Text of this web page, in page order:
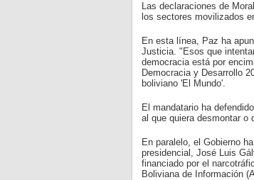
Las declaraciones de
los sectores movilizados
En esta línea, Paz ha
Justicia. "Esos que
democracia está por
Democracia y Desarrollo
boliviano 'El Mundo'.
El mandatario ha
al que quiera desmontar o
En paralelo, el Gobierno
presidencial, José Luis
financiado por el
Boliviana de Información